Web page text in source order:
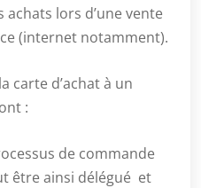
achats lors d’une vente
(internet notamment).
carte d’achat à un
:
de commande
être ainsi délégué et